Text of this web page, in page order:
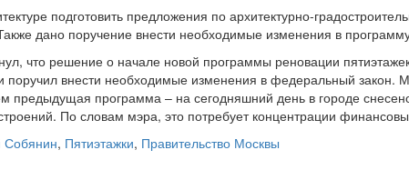
подготовить предложения по архитектурно-
дано поручение внести необходимые изменения в
что решение о начале новой программы реновации
внести необходимые изменения в федеральный закон.
предыдущая программа – на сегодняшний день в городе
По словам мэра, это потребует концентрации
Собянин, Пятиэтажки, Правительство Москвы